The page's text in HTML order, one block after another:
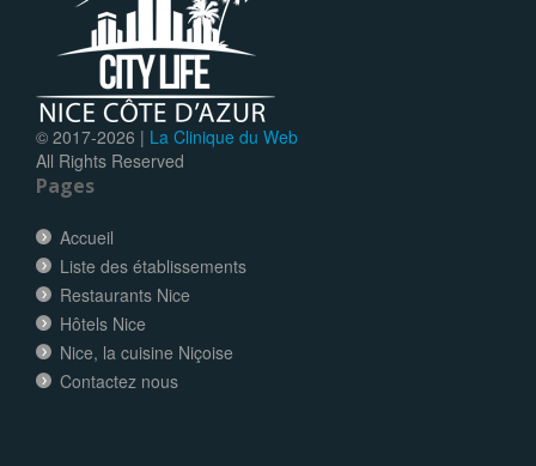
© 2017-2026 | La Clinique du Web
All Rights Reserved
Pages
Accueil
Liste des établissements
Restaurants Nice
Hôtels Nice
Nice, la cuisine Niçoise
Contactez nous